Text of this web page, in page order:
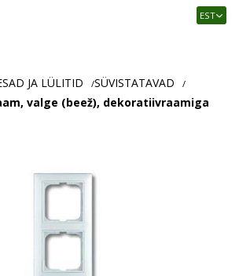
EST
JA LÜLITID /SÜVISTATAVAD /
valge (beež), dekoratiivraamiga